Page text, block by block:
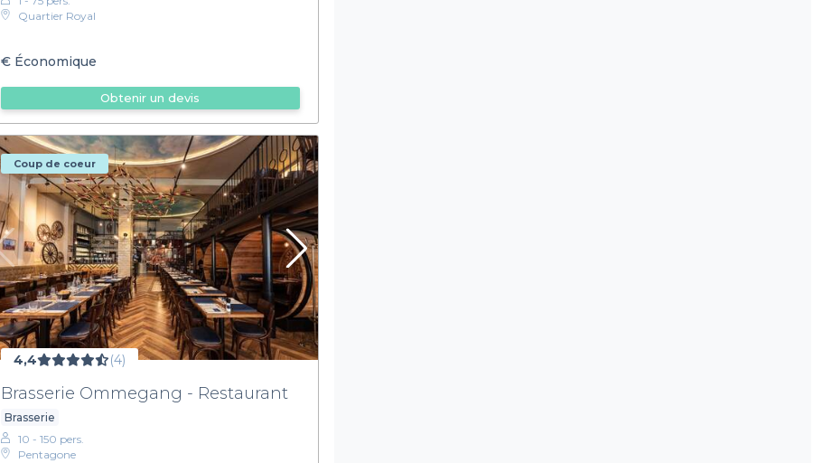
Quartier Royal
€Économique
Obtenir un devis
Coup de coeur
4,4 (4)
Brasserie Ommegang - Restaurant
Brasserie
10 - 150 pers.
Pentagone